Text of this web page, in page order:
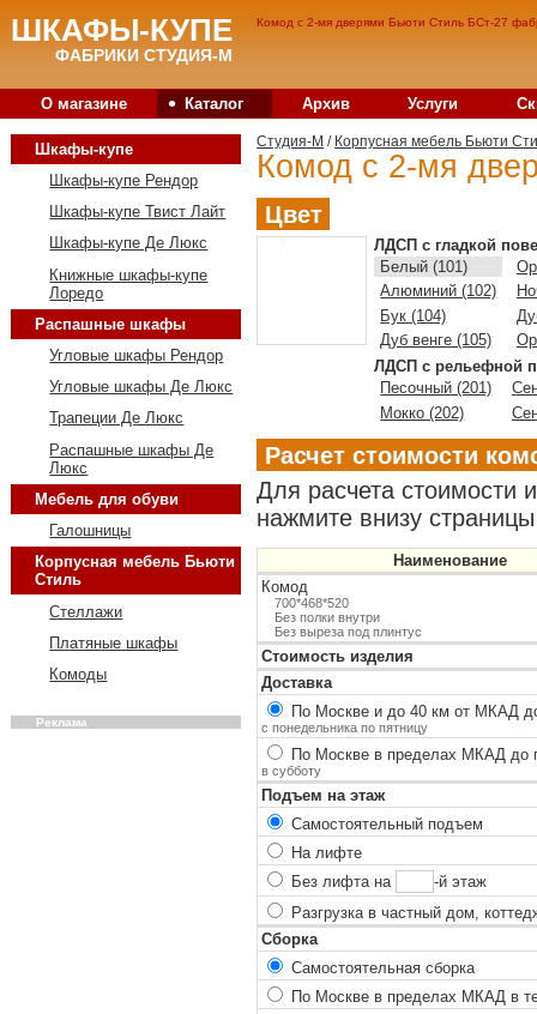
Комод с 2-мя дверями Бьюти Стиль БСт-27
ШКАФЫ-КУПЕ
ФАБРИКИ СТУДИЯ-М
О магазине • Каталог Архив Услуги
Студия-M / Корпусная мебель Бьюти
Комод с 2-мя
Цвет
ЛДСП с гладкой
Белый (101)
Алюминий (102)
Бук (104)
Дуб венге (105)
ЛДСП с рельефной
Песочный (201)
Мокко (202)
Расчет стоимости
Для расчета стоимости
нажмите внизу
Наименование
Комод
700*468*520
Без полки внутри
Без выреза под плинтус
Стоимость изделия
Доставка
По Москве и до 40 км от МКАД
с понедельника по пятницу
По Москве в пределах МКАД до
в субботу
Подъем на этаж
Самостоятельный подъем
На лифте
Без лифта на
-й этаж
Разгрузка в частный дом,
Сборка
Самостоятельная сборка
По Москве в пределах МКАД в
Шкафы-купе
Шкафы-купе Рендор
Шкафы-купе Твист Лайт
Шкафы-купе Де Люкс
Книжные шкафы-купе
Лоредо
Распашные шкафы
Угловые шкафы Рендор
Угловые шкафы Де Люкс
Трапеции Де Люкс
Распашные шкафы Де
Люкс
Мебель для обуви
Галошницы
Корпусная мебель Бьюти
Стиль
Стеллажи
Платяные шкафы
Комоды
Реклама